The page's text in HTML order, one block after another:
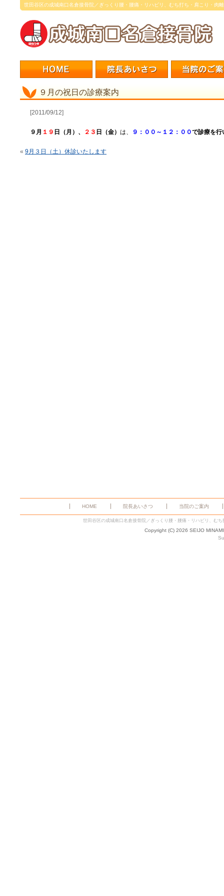
世田谷区の成城南口名倉接骨院／ぎっくり腰・腰痛・リハビリ、むち打ち・肩こり・肉
９月の祝日の診療案内
[2011/09/12]
９月 １９ 日（月）、 ２３ 日（金） は、 ９：００～１２：００で診療を行
« 9月３日（土）休診いたします
HOME 院長あいさつ 当院のご案内
世田谷区の成城南口名倉接骨院／ぎっくり腰・腰痛・リハビリ、む
Copyright (C) 2026 SEIJO